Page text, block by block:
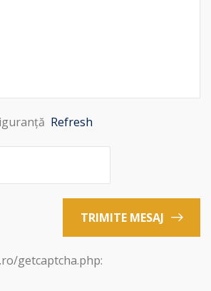
Refresh
TRIMITE MESAJ
getcaptcha.php: